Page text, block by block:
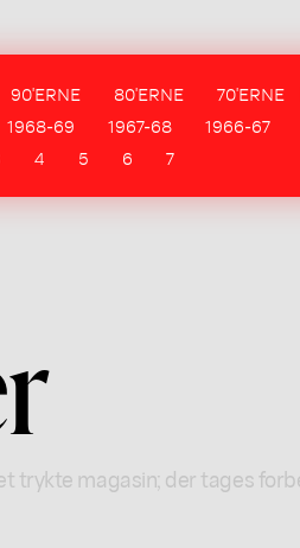
90'ERNE 80'ERNE 70'ERNE
1968-69 1967-68 1966-67
4 5 6 7
trykte magasin; der tages